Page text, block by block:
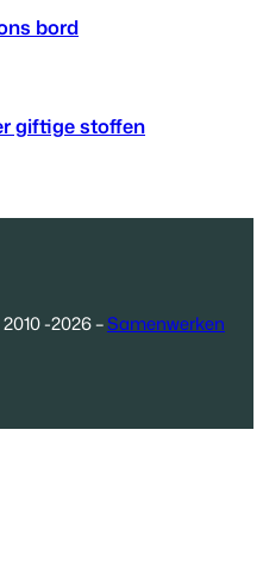
bord
giftige stoffen
-2026 –Samenwerken